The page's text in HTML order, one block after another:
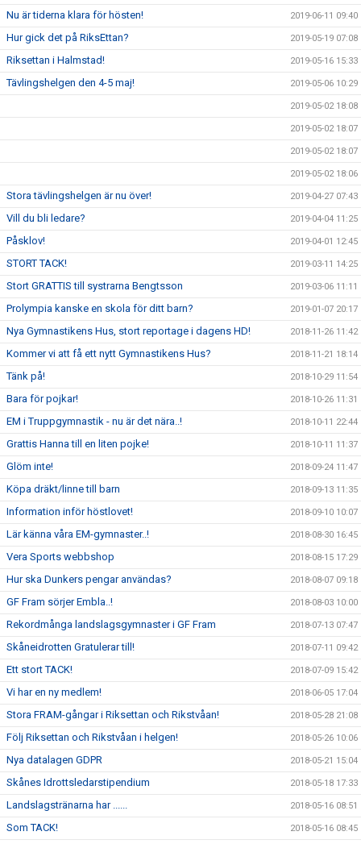
Nu är tiderna klara för hösten! 2019-06-11 09:40
Hur gick det på RiksEttan? 2019-05-19 07:08
Riksettan i Halmstad! 2019-05-16 15:33
Tävlingshelgen den 4-5 maj! 2019-05-06 10:29
2019-05-02 18:08
2019-05-02 18:07
2019-05-02 18:07
2019-05-02 18:06
Stora tävlingshelgen är nu över! 2019-04-27 07:43
Vill du bli ledare? 2019-04-04 11:25
Påsklov! 2019-04-01 12:45
STORT TACK! 2019-03-11 14:25
Stort GRATTIS till systrarna Bengtsson 2019-03-06 11:11
Prolympia kanske en skola för ditt barn? 2019-01-07 20:17
Nya Gymnastikens Hus, stort reportage i dagens HD! 2018-11-26 11:42
Kommer vi att få ett nytt Gymnastikens Hus? 2018-11-21 18:14
Tänk på! 2018-10-29 11:54
Bara för pojkar! 2018-10-26 11:31
EM i Truppgymnastik - nu är det nära..! 2018-10-11 22:44
Grattis Hanna till en liten pojke! 2018-10-11 11:37
Glöm inte! 2018-09-24 11:47
Köpa dräkt/linne till barn 2018-09-13 11:35
Information inför höstlovet! 2018-09-10 10:07
Lär känna våra EM-gymnaster..! 2018-08-30 16:45
Vera Sports webbshop 2018-08-15 17:29
Hur ska Dunkers pengar användas? 2018-08-07 09:18
GF Fram sörjer Embla..! 2018-08-03 10:00
Rekordmånga landslagsgymnaster i GF Fram 2018-07-13 07:47
Skåneidrotten Gratulerar till! 2018-07-11 09:42
Ett stort TACK! 2018-07-09 15:42
Vi har en ny medlem! 2018-06-05 17:04
Stora FRAM-gångar i Riksettan och Rikstvåan! 2018-05-28 21:08
Följ Riksettan och Rikstvåan i helgen! 2018-05-26 10:06
Nya datalagen GDPR 2018-05-21 15:04
Skånes Idrottsledarstipendium 2018-05-18 17:33
Landslagstränarna har ...... 2018-05-16 08:51
Som TACK! 2018-05-16 08:45